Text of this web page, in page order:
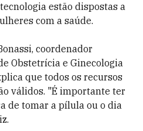
estão dispostas a
com a saúde.
coordenador
Obstetrícia e Ginecologia
que todos os recursos
válidos. "É importante ter
de tomar a pílula ou o dia